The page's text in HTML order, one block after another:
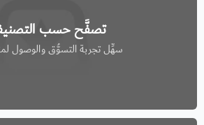
تصفَّح حسب
سهِّل تجربة التسوُّق والوصول